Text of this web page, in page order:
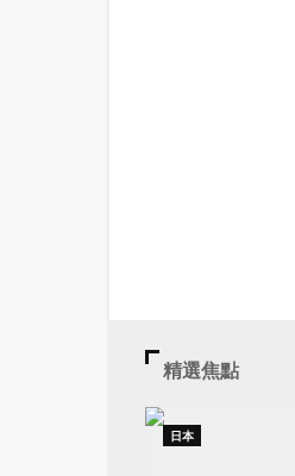
精選焦點
日本